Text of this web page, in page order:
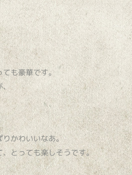
ても豪華です。
、
かわいいなあ。
とっても楽しそうです。